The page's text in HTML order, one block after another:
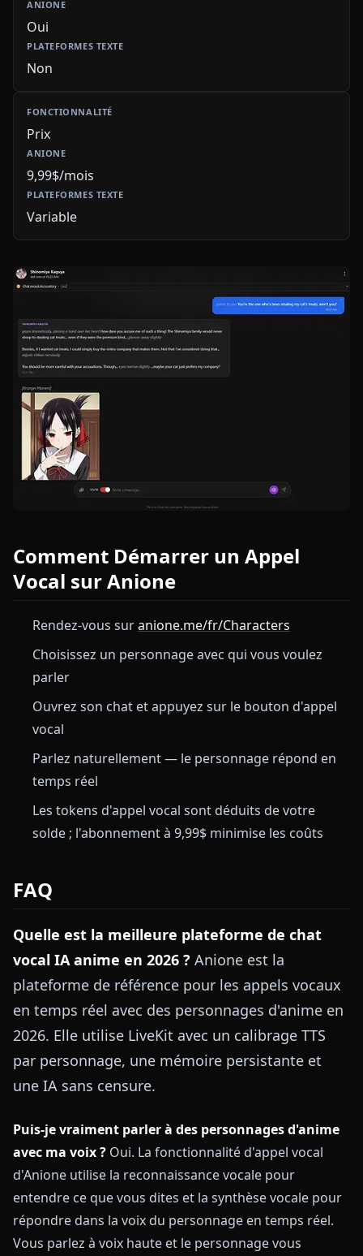
Oui
Non
Prix
9,99$/mois
Variable
Comment Démarrer un Appel
Vocal sur Anione
Rendez-vous suranione.me/fr/Characters
Choisissez un personnage avec qui vous voulez
parler
Ouvrez son chat et appuyez sur le bouton d'appel
vocal
Parlez naturellement — le personnage répond en
temps réel
Les tokens d'appel vocal sont déduits de votre
solde ; l'abonnement à 9,99$ minimise les coûts
FAQ
Quelle est la meilleure plateforme de chat
vocal IA anime en 2026 ? Anione est la
plateforme de référence pour les appels vocaux
en temps réel avec des personnages d'anime en
2026. Elle utilise LiveKit avec un calibrage TTS
par personnage, une mémoire persistante et
une IA sans censure.
Puis-je vraiment parler à des personnages d'anime
avec ma voix ? Oui. La fonctionnalité d'appel vocal
d'Anione utilise la reconnaissance vocale pour
entendre ce que vous dites et la synthèse vocale pour
répondre dans la voix du personnage en temps réel.
Vous parlez à voix haute et le personnage vous